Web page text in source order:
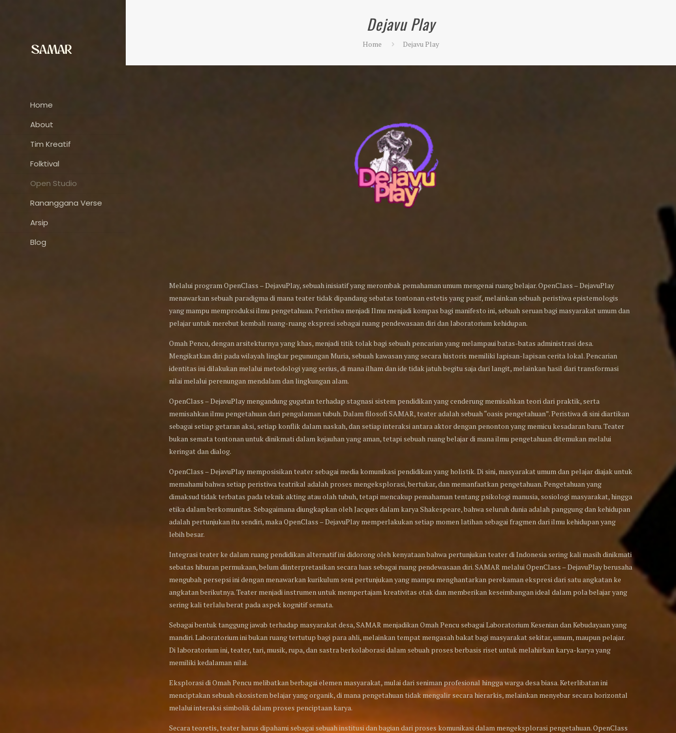
Home
About
Tim Kreatif
Folktival
Open Studio
Rananggana Verse
Arsip
Blog
Dejavu Play
Home Dejavu Play
Melalui program OpenClass – DejavuPlay, sebuah inisiatif yang merombak pemahaman umum mengenai ruang belajar. OpenClass – DejavuPlay
menawarkan sebuah paradigma di mana teater tidak dipandang sebatas tontonan estetis yang pasif, melainkan sebuah peristiwa epistemologis
yang mampu memproduksi ilmu pengetahuan. Peristiwa menjadi Ilmu menjadi kompas bagi manifesto ini, sebuah seruan bagi masyarakat umum dan
pelajar untuk merebut kembali ruang-ruang ekspresi sebagai ruang pendewasaan diri dan laboratorium kehidupan.
Omah Pencu, dengan arsitekturnya yang khas, menjadi titik tolak bagi sebuah pencarian yang melampaui batas-batas administrasi desa.
Mengikatkan diri pada wilayah lingkar pegunungan Muria, sebuah kawasan yang secara historis memiliki lapisan-lapisan cerita lokal. Pencarian
identitas ini dilakukan melalui metodologi yang serius, di mana ilham dan ide tidak jatuh begitu saja dari langit, melainkan hasil dari transformasi
nilai melalui perenungan mendalam dan lingkungan alam.
OpenClass – DejavuPlay mengandung gugatan terhadap stagnasi sistem pendidikan yang cenderung memisahkan teori dari praktik, serta
memisahkan ilmu pengetahuan dari pengalaman tubuh. Dalam filosofi SAMAR, teater adalah sebuah “oasis pengetahuan”. Peristiwa di sini diartikan
sebagai setiap getaran aksi, setiap konflik dalam naskah, dan setiap interaksi antara aktor dengan penonton yang memicu kesadaran baru. Teater
bukan semata tontonan untuk dinikmati dalam kejauhan yang aman, tetapi sebuah ruang belajar di mana ilmu pengetahuan ditemukan melalui
keringat dan dialog.
OpenClass – DejavuPlay memposisikan teater sebagai media komunikasi pendidikan yang holistik. Di sini, masyarakat umum dan pelajar diajak untuk
memahami bahwa setiap peristiwa teatrikal adalah proses mengeksplorasi, bertukar, dan memanfaatkan pengetahuan. Pengetahuan yang
dimaksud tidak terbatas pada teknik akting atau olah tubuh, tetapi mencakup pemahaman tentang psikologi manusia, sosiologi masyarakat, hingga
etika dalam berkomunitas. Sebagaimana diungkapkan oleh Jacques dalam karya Shakespeare, bahwa seluruh dunia adalah panggung dan kehidupan
adalah pertunjukan itu sendiri, maka OpenClass – DejavuPlay memperlakukan setiap momen latihan sebagai fragmen dari ilmu kehidupan yang
lebih besar.
Integrasi teater ke dalam ruang pendidikan alternatif ini didorong oleh kenyataan bahwa pertunjukan teater di Indonesia sering kali masih dinikmati
sebatas hiburan permukaan, belum diinterpretasikan secara luas sebagai ruang pendewasaan diri. SAMAR melalui OpenClass – DejavuPlay berusaha
mengubah persepsi ini dengan menawarkan kurikulum seni pertunjukan yang mampu menghantarkan perekaman ekspresi dari satu angkatan ke
angkatan berikutnya. Teater menjadi instrumen untuk mempertajam kreativitas otak dan memberikan keseimbangan ideal dalam pola belajar yang
sering kali terlalu berat pada aspek kognitif semata.
Sebagai bentuk tanggung jawab terhadap masyarakat desa, SAMAR menjadikan Omah Pencu sebagai Laboratorium Kesenian dan Kebudayaan yang
mandiri. Laboratorium ini bukan ruang tertutup bagi para ahli, melainkan tempat mengasah bakat bagi masyarakat sekitar, umum, maupun pelajar.
Di laboratorium ini, teater, tari, musik, rupa, dan sastra berkolaborasi dalam sebuah proses berbasis riset untuk melahirkan karya-karya yang
memiliki kedalaman nilai.
Eksplorasi di Omah Pencu melibatkan berbagai elemen masyarakat, mulai dari seniman profesional hingga warga desa biasa. Keterlibatan ini
menciptakan sebuah ekosistem belajar yang organik, di mana pengetahuan tidak mengalir secara hierarkis, melainkan menyebar secara horizontal
melalui interaksi simbolik dalam proses penciptaan karya.
Secara teoretis, teater harus dipahami sebagai sebuah institusi dan bagian dari proses komunikasi dalam mengeksplorasi pengetahuan. OpenClass